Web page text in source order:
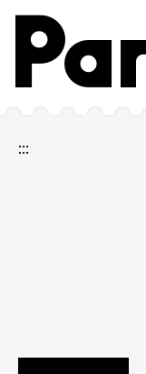
跳到主要內容區塊
網站導覽
:::